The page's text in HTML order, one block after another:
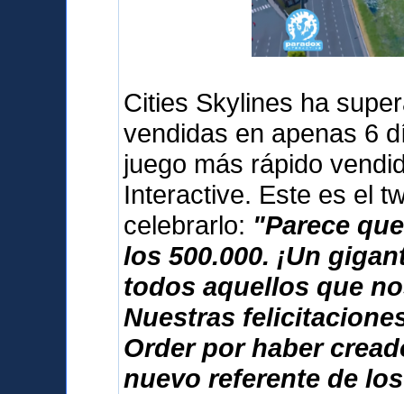
Cities Skylines ha
vendidas en apenas 6
juego más rápido
Interactive. Este es el
celebrarlo: "Parece
los 500.000. ¡Un
todos aquellos que
Nuestras
Order por haber
nuevo referente de